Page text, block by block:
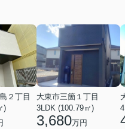
２丁目
)
大東市三箇１丁目
3LDK (100.79㎡)
3,680万円